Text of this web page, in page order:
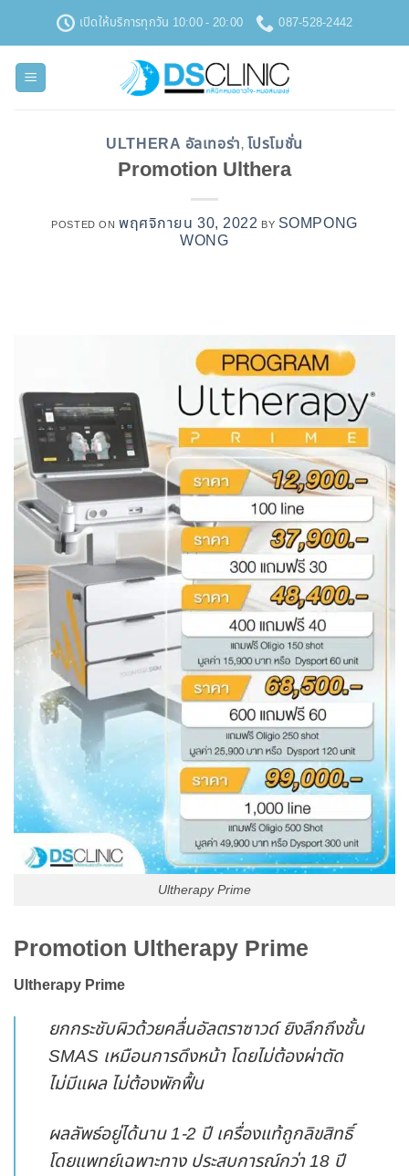
เนื้อหา
เปิดให้บริการทุกวัน 10:00 - 20:00 087-528-2442
ULTHERA อัลเทอร่า, โปรโมชั่น
Promotion Ulthera
POSTED ON พฤศจิกายน 30, 2022 BY SOMPONG
WONG
Ultherapy Prime
Promotion Ultherapy Prime
Ultherapy Prime
ยกกระชับผิวด้วยคลื่นอัลตราซาวด์ ยิงลึกถึงชั้น
SMAS เหมือนการดึงหน้า โดยไม่ต้องผ่าตัด
ไม่มีแผล ไม่ต้องพักฟื้น
ผลลัพธ์อยู่ได้นาน 1-2 ปี เครื่องแท้ถูกลิขสิทธิ์
โดยแพทย์เฉพาะทาง ประสบการณ์กว่า 18 ปี